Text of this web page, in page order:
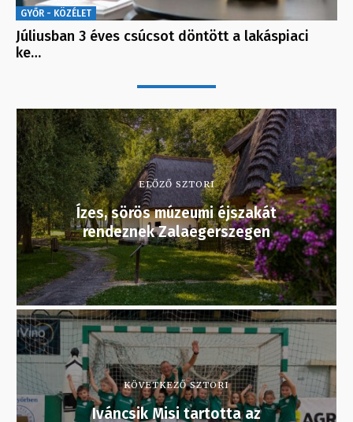
GYŐR - KÖZÉLET
Júliusban 3 éves csúcsot döntött a lakáspiaci
ke…
ELŐZŐ SZTORI
Ízes, sörös múzeumi éjszakát
rendeznek Zalaegerszegen
KÖVETKEZŐ SZTORI
Iváncsik Misi tartotta az